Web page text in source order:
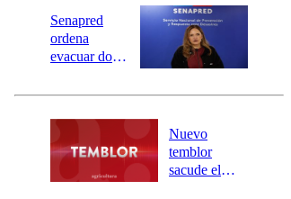
Senapred
ordena
evacuar dos
Carahue por
río Damas:
activa
mensajería
SAE
Nuevo
temblor
sacude el